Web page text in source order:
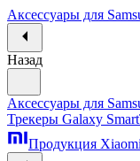
Аксессуары для
Назад
Аксессуары для
Трекеры Galaxy
Продукция Xiaomi